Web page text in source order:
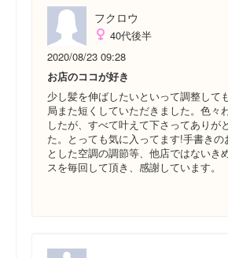
フクロウ
40代後半
2020/08/23 09:28
お店のココが好き
少し髪を伸ばしたいといって調整して
局また短くしていただきました。色々
したが、すべて叶えて下さってありが
た。とっても気に入ってます!手書きの
とした空調の調節等、他店ではないき
スを毎回して頂き、感謝しています。